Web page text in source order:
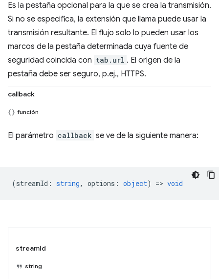
Es la pestaña opcional para la que se crea la transmisión.
Si no se especifica, la extensión que llama puede usar la
transmisión resultante. El flujo solo lo pueden usar los
marcos de la pestaña determinada cuya fuente de
seguridad coincida con tab.url . El origen de la
pestaña debe ser seguro, p.ej., HTTPS.
callback
función
El parámetro callback se ve de la siguiente manera:
(streamId : string, options : object) => void
streamId
string